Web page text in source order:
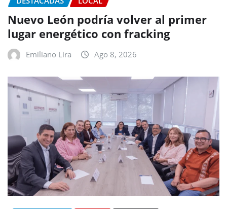
Nuevo León podría volver al primer
lugar energético con fracking
Emiliano Lira Ago 8, 2026